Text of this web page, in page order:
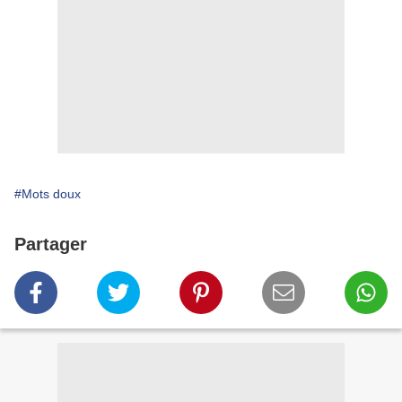
#Mots doux
Partager